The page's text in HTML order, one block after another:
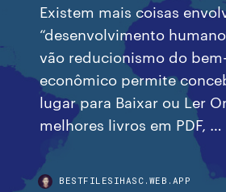
Existem mais coisas
“desenvolvimento
vão reducionismo do
econômico permite
lugar para Baixar ou Ler
melhores livros em PDF, …
BESTFILESIHASC.WEB.APP